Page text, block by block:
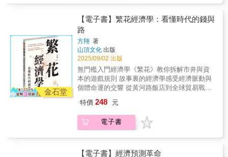
府經常吹噓說辦到了？
這部真正透析經濟本質的不朽經典，冷靜、理
性地提出了能看清長遠大局的觀點，教會我們
抵抗短視近利的政策誘惑，理解自由貿易與個
人選擇的真正價值，也提醒我們：真正的經濟
繁榮，來自開放與信任，而非恐懼與封鎖。本
套書由「全台灣的經濟學老師」張清溪教授導
讀，譯文兼顧專業度與原作風格，詳實呈現亞
當．史密斯原著特點，為華文世界最完整、最
詳盡中文版。「下冊」收錄國富論〈卷四〉至
〈卷五〉● 為什麼政府不該對出口提供獎勵、
謂亞當．史密斯的稅收四原則？● 如何讓人民
能夠為自己提供充裕的收入或生活物資？● 如
何讓國家有充裕的收入支應各項公共服務？●
要怎麼做到讓資源有效分配、實現真正的正義
聲明，就足以癱瘓對手的金融命脈。這場戰爭
的戰場，是全球經濟體系中那些看似尋常卻至
關重要的「鎖喉點」（Chokepoints），本書將
美國對抗俄羅斯、中國與伊朗等國的「經濟鎖
喉戰」搬上檯面，揭示看似平和的全球化，如
何在21世紀成為大國博弈的戰場。本書作者愛
德華・費希曼作為前美國國務院官員，帶領讀
者深入權力中樞，揭露自冷戰後國際政經局勢
的精彩內幕。當美國開始質疑全球化的結果，
轉而開啟一場前所未見的經濟戰爭。隨著普
起，美國內部一群戰略創新者──外交官、律師
與金融奇才，悄悄打造出一套制衡對手的經濟
武器體系，將美國在金融與科技上的領先地
示美國如何將全球經濟，化為自己的戰爭武
金石堂
【電子書】繁花經濟學：看懂時代的錢與
路
方翔 著
山頂文化 出版
2025/09/02 出版
無門檻入門經濟學《繁花》教你拆解市井與資
本的遊戲規則 故事裏的經濟學感受經濟脈動與
個體命運的交響 從黃河路飯店到全球貿易戰中
時代故事裏升級你的財富認知這是一本會講故
事的經濟學入門讀物。以小說和電視劇《繁
花》中跌宕起伏的商海沉浮為引，透過阿寶、
1980年代發行第一隻股票，到當今中國製造全
特價 248 元
電子書
【電子書】經濟預測革命